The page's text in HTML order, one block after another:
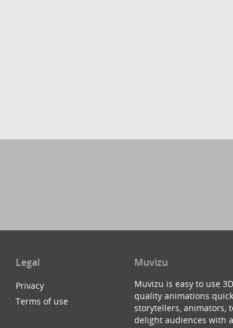
Legal
Privacy
Terms of use
Muvizu
Muvizu is easy to use
quality animations
storytellers, animators,
delight audiences with